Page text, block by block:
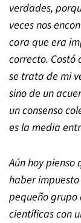
verdades,
veces nos
cara que era
correcto. Costó
se trata de mi
sino de un
un consenso
es la media
Aún hoy pienso
haber impuesto
pequeño grupo
científicas con